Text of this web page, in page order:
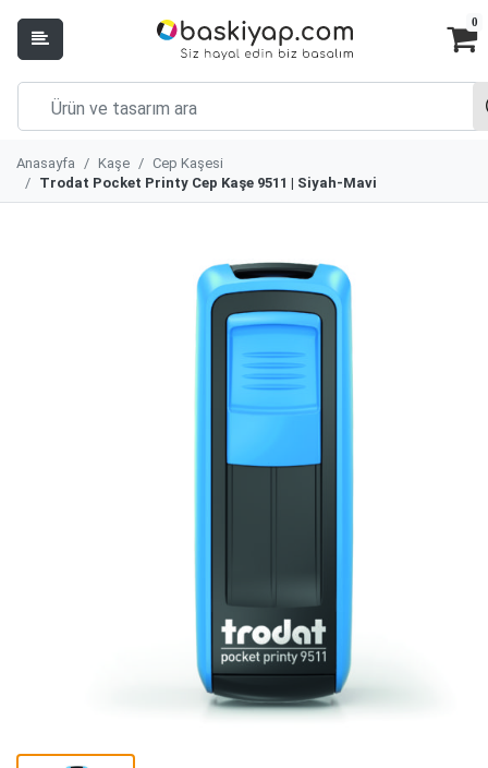
0
Anasayfa Kaşe
Cep Kaşesi
Trodat Pocket Printy Cep Kaşe 9511 | Siyah-Mavi